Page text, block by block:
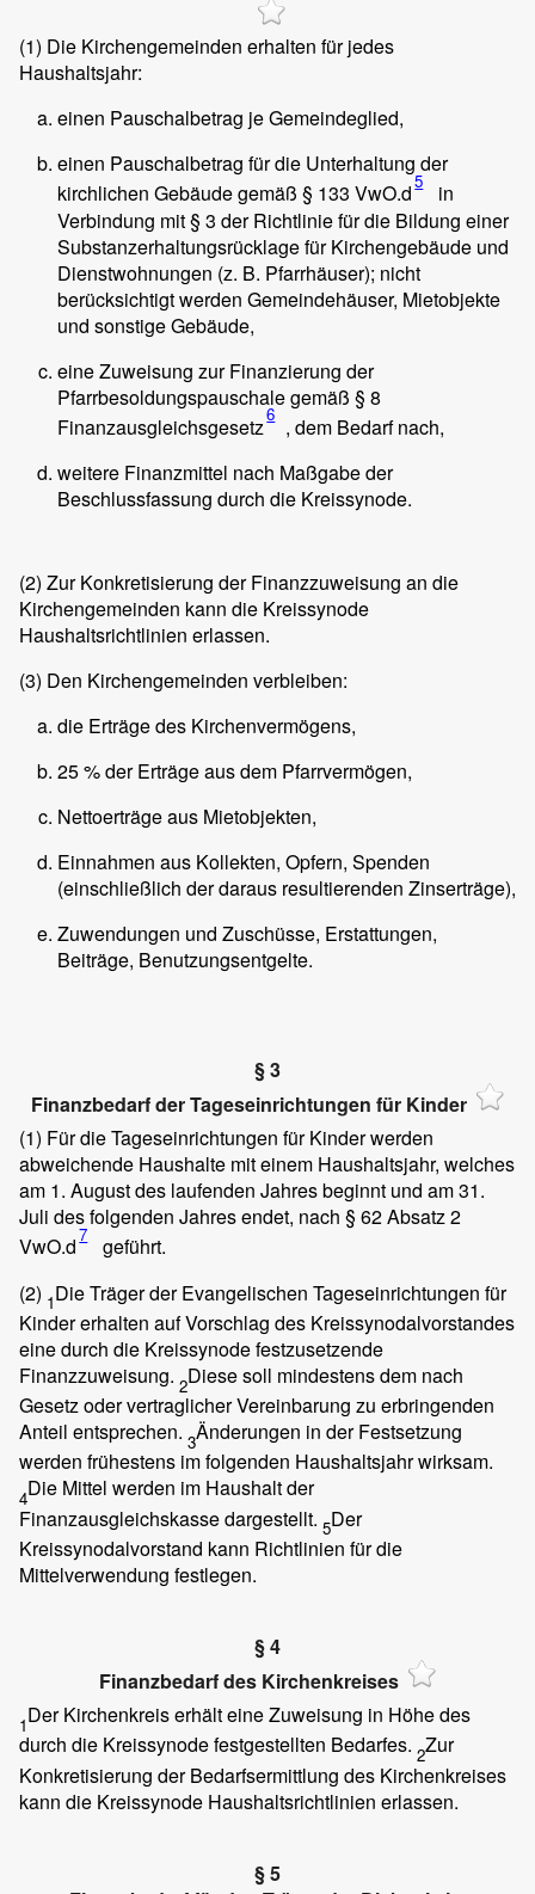
(1) Die Kirchengemeinden erhalten für jedes
Haushaltsjahr:
einen Pauschalbetrag je Gemeindeglied,
einen Pauschalbetrag für die Unterhaltung der
kirchlichen Gebäude gemäß § 133 VwO.d5
in
Verbindung mit § 3 der Richtlinie für die Bildung einer
Substanzerhaltungsrücklage für Kirchengebäude und
Dienstwohnungen (z. B. Pfarrhäuser); nicht
berücksichtigt werden Gemeindehäuser, Mietobjekte
und sonstige Gebäude,
eine Zuweisung zur Finanzierung der
Pfarrbesoldungspauschale gemäß § 8
Finanzausgleichsgesetz6 , dem Bedarf nach,
weitere Finanzmittel nach Maßgabe der
Beschlussfassung durch die Kreissynode.
(2) Zur Konkretisierung der Finanzzuweisung an die
Kirchengemeinden kann die Kreissynode
Haushaltsrichtlinien erlassen.
(3) Den Kirchengemeinden verbleiben:
die Erträge des Kirchenvermögens,
25 % der Erträge aus dem Pfarrvermögen,
Nettoerträge aus Mietobjekten,
Einnahmen aus Kollekten, Opfern, Spenden
(einschließlich der daraus resultierenden Zinserträge),
Zuwendungen und Zuschüsse, Erstattungen,
Beiträge, Benutzungsentgelte.
§ 3
Finanzbedarf der Tageseinrichtungen für Kinder
(1) Für die Tageseinrichtungen für Kinder werden
abweichende Haushalte mit einem Haushaltsjahr, welches
am 1. August des laufenden Jahres beginnt und am 31.
Juli des folgenden Jahres endet, nach § 62 Absatz 2
VwO.d7
geführt.
(2) 1Die Träger der Evangelischen Tageseinrichtungen für
Kinder erhalten auf Vorschlag des Kreissynodalvorstandes
eine durch die Kreissynode festzusetzende
Finanzzuweisung. 2Diese soll mindestens dem nach
Gesetz oder vertraglicher Vereinbarung zu erbringenden
Anteil entsprechen. 3Änderungen in der Festsetzung
werden frühestens im folgenden Haushaltsjahr wirksam.
4Die Mittel werden im Haushalt der
Finanzausgleichskasse dargestellt. 5Der
Kreissynodalvorstand kann Richtlinien für die
Mittelverwendung festlegen.
§ 4
Finanzbedarf des Kirchenkreises
1Der Kirchenkreis erhält eine Zuweisung in Höhe des
durch die Kreissynode festgestellten Bedarfes. 2Zur
Konkretisierung der Bedarfsermittlung des Kirchenkreises
kann die Kreissynode Haushaltsrichtlinien erlassen.
§ 5